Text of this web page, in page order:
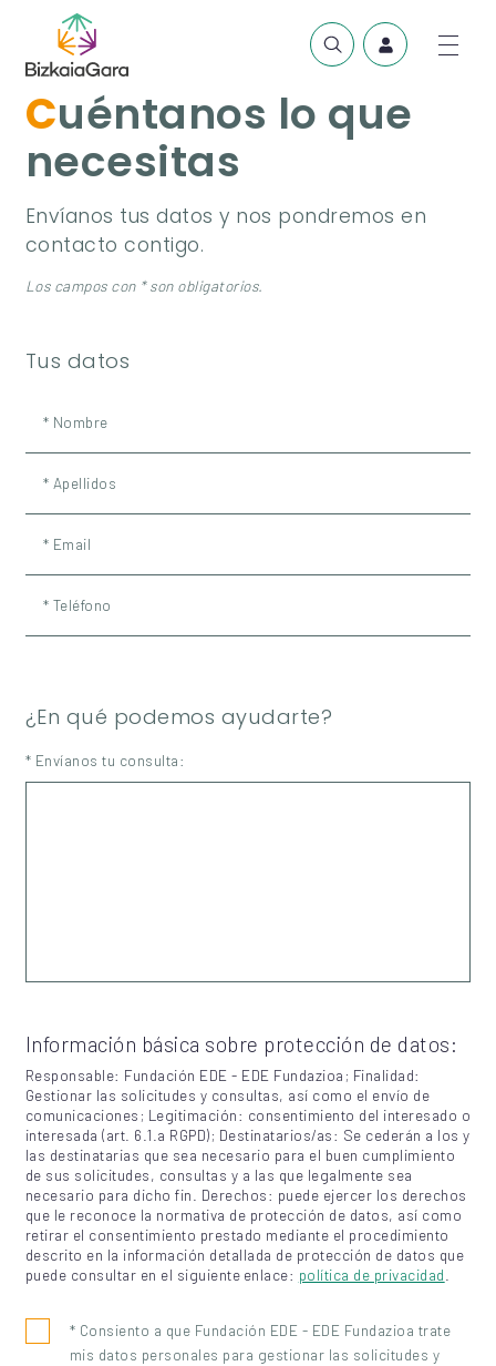
Cuéntanos lo que
necesitas
Envíanos tus datos y nos pondremos en
contacto contigo.
Los campos con * son obligatorios.
Tus datos
* Nombre
* Apellidos
* Email
* Teléfono
¿En qué podemos ayudarte?
* Envíanos tu consulta:
Información básica sobre protección de datos:
Responsable: Fundación EDE - EDE Fundazioa; Finalidad:
Gestionar las solicitudes y consultas, así como el envío de
comunicaciones; Legitimación: consentimiento del interesado o
interesada (art. 6.1.a RGPD); Destinatarios/as: Se cederán a los y
las destinatarias que sea necesario para el buen cumplimiento
de sus solicitudes, consultas y a las que legalmente sea
necesario para dicho fin. Derechos: puede ejercer los derechos
que le reconoce la normativa de protección de datos, así como
retirar el consentimiento prestado mediante el procedimiento
descrito en la información detallada de protección de datos que
puede consultar en el siguiente enlace: política de privacidad
* Consiento a que Fundación EDE - EDE Fundazioa trate
mis datos personales para gestionar las solicitudes y